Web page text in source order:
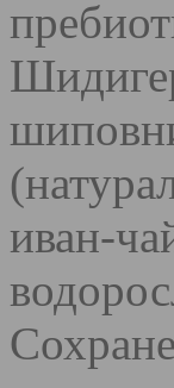
иван-